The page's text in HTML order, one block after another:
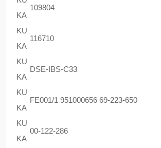
KA
109804
KU
KA
116710
KU
KA
DSE-IBS-C33
KU
KA
FE001/1 951000656 69-223-650
KU
KA
00-122-286